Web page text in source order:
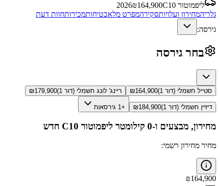
ליפמוטור C10
2026₪164,900
גלריהמחירון ועלויותסקירהמפרט מלאבטיחותמכירותחוות דעת
גירסה:
בחר גירסה
סטייל חשמלי (דור 1) ₪164,900 ריינג' לונג חשמלי (דור 1) ₪179,900
דיזיין חשמלי (דור 1) ₪184,900 +1 גירסאות
מחירון, מבצעים ו-0 קילומטר ליפמוטור C10 חדש
מחיר מחירון רשמי:
₪164,900